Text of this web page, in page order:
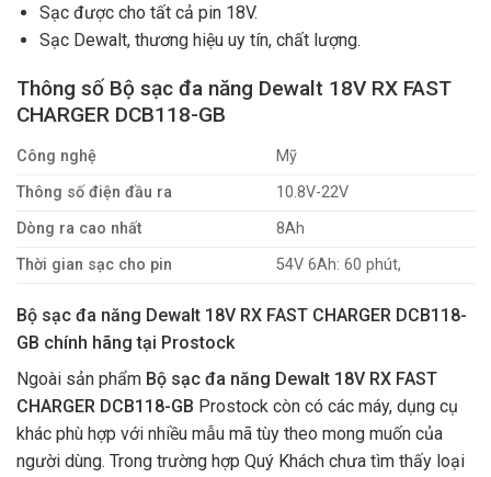
Sạc được cho tất cả pin 18V.
Sạc Dewalt, thương hiệu uy tín, chất lượng.
Thông số Bộ sạc đa năng Dewalt 18V RX FAST
CHARGER DCB118-GB
Công nghệ
Mỹ
Thông số điện đầu ra
10.8V-22V
Dòng ra cao nhất
8Ah
Thời gian sạc cho pin
54V 6Ah: 60 phút,
Bộ sạc đa năng Dewalt 18V RX FAST CHARGER DCB118-
GB chính hãng tại Prostock
Ngoài sản phẩm Bộ sạc đa năng Dewalt 18V RX FAST
CHARGER DCB118-GB Prostock còn có các máy, dụng cụ
khác phù hợp với nhiều mẫu mã tùy theo mong muốn của
người dùng. Trong trường hợp Quý Khách chưa tìm thấy loại